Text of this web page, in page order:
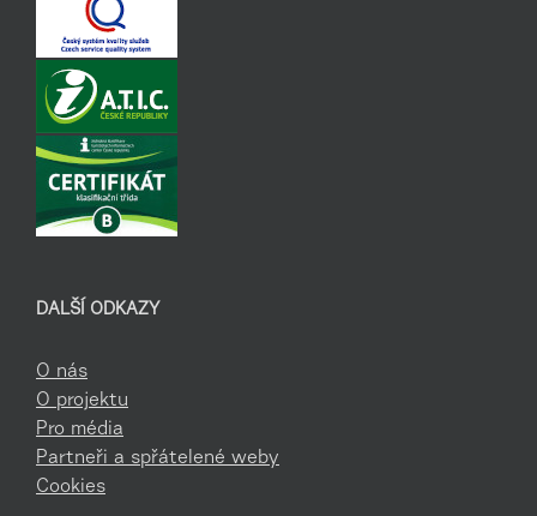
DALŠÍ ODKAZY
O nás
O projektu
Pro média
Partneři a spřátelené weby
Cookies